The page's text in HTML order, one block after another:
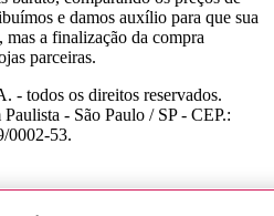
e damos auxílio para que sua
mas a finalização da compra
parceiras.
- todos os direitos reservados.
- São Paulo / SP - CEP.:
0002-53.